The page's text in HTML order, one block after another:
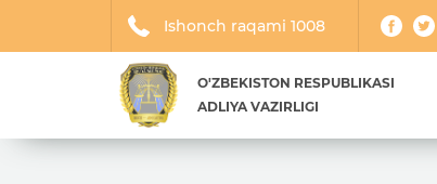
Ishonch raqami 1008
O'ZBEKISTON RESPUBLIKASI
ADLIYA VAZIRLIGI